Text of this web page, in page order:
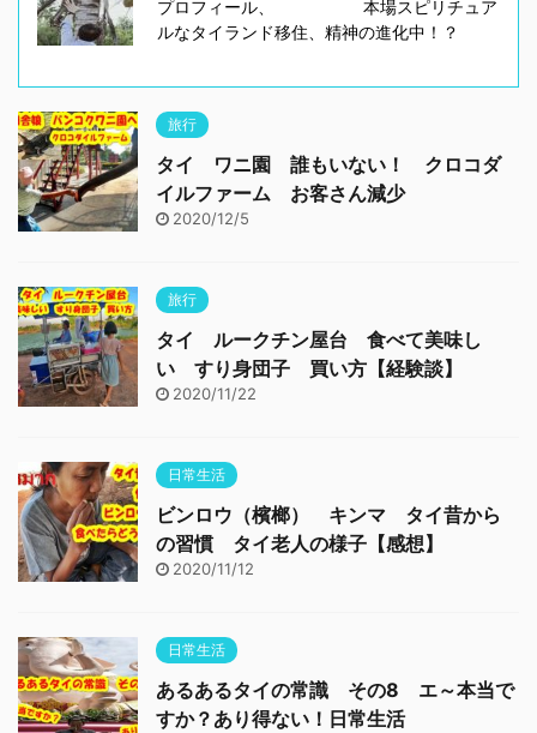
プロフィール、 本場スピリチュア
ルなタイランド移住、精神の進化中！？
旅行
タイ ワニ園 誰もいない！ クロコダ
イルファーム お客さん減少
2020/12/5
旅行
タイ ルークチン屋台 食べて美味し
い すり身団子 買い方【経験談】
2020/11/22
日常生活
ビンロウ（檳榔） キンマ タイ昔から
の習慣 タイ老人の様子【感想】
2020/11/12
日常生活
あるあるタイの常識 その8 エ～本当で
すか？あり得ない！日常生活